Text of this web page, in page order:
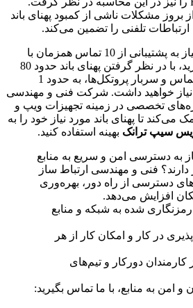
از بروز مشکلات ناشی از کمبود پهنای باند
تلفنی را تضمین می‌کند.
به عنوان مثال، اگر شما نیاز به پشتیبانی از 10 تماس همزمان با
استفاده از کدک G.711 دارید، با در نظر گرفتن پهنای باند حدود 80
کیلوبیت بر ثانیه برای هر تماس و سربار پروتکل‌ها، به حدود 1
نیاز خواهید داشت. شرکت فنی و مهندسی
تخصصی در زمینه تجهیزات ویپ و
تا پهنای باند مورد نیاز خود را به
سیپ ترانک بهینه استفاده کنید.
به دسترسی امن و سریع به منابع
دارند؟ فنی و مهندسی ارتباط ساز
دسترسی از راه دور، بهره‌وری
افزایش می‌دهد.
شده به شبکه و منابع
در کار و امکان کار از هر
کارمندان دورکار و تیم‌های
امن به منابع، با ما تماس بگیرید: